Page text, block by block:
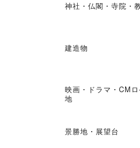
神社・仏閣・寺院・
建造物
映画・ドラマ・CMロ
地
景勝地・展望台